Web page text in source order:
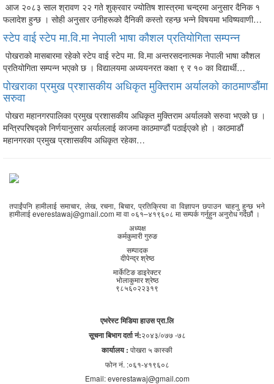
आज २०८३ साल श्रावण २२ गते शुक्रवार ज्योतिष शास्त्रमा चन्द्रमा अनुसार दैनिक १
फलादेश हुन्छ । सोही अनुसार उनीहरूको दैनिकी कस्तो रहन्छ भन्ने विषयमा भविष्यवाणी…
स्टेप वाई स्टेप मा.वि.मा नेपाली भाषा कौशल प्रतियोगिता सम्पन्न
पोखराको मासबारमा रहेको स्टेप वाई स्टेप मा. वि.मा अन्तरसदनात्मक नेपाली भाषा कौशल
प्रतियोगिता सम्पन्न भएको छ । विद्यालयमा अध्ययनरत कक्षा ९ र १० का विद्यार्थी…
पोखराका प्रमुख प्रशासकीय अधिकृत मुक्तिराम अर्यालको काठमाण्डौंमा
सरुवा
पोखरा महानगरपालिका प्रमुख प्रशासकीय अधिकृत मुक्तिराम अर्यालको सरुवा भएको छ ।
मन्त्रिपरिषद्को निर्णयानुसार अर्याललाई काजमा काठमाण्डौं पठाईएको हो । काठमाडौं
महानगरका प्रमुख प्रशासकीय अधिकृत रहेका…
तपाईंपनि हामीलाई समाचार, लेख, रचना, बिचार, प्रतिक्रिया वा विज्ञापन छपाउन चाहनु हुन्छ भने
हामीलाई everestawaj@gmail.com मा वा ०६१–४१९६०८ मा सम्पर्क गर्नुहुन अनुरोध गर्दछौं ।
अध्यक्ष
कर्मकुमारी गुरुङ
सम्पादक
दीपेन्द्र श्रेष्ठ
मार्केटिङ डाइरेक्टर
भोलाकुमार श्रेष्ठ
९८५६०२२३१९
एभरेस्ट मिडिया हाउस प्रा.लि
सूचना बिभाग दर्ता नं:२०४३/०७७ -७८
कार्यालय : पोखरा ५ कास्की
फोन नं. :०६१-४१९६०८
Email: everestawaj@gmail.com